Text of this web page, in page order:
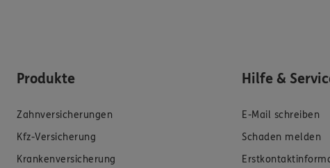
Produkte
Zahnversicherungen
Kfz-Versicherung
Krankenversicherung
Hilfe &
E-Mail schreiben
Schaden melden